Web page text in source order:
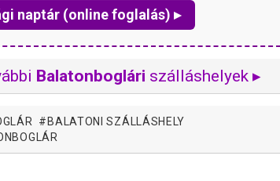
naptár (online foglalás) ▸
Balatonboglári szálláshelyek ▸
BALATONI SZÁLLÁSHELY